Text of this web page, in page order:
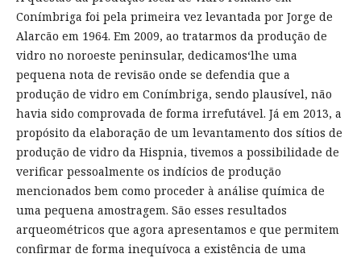
Conímbriga foi pela primeira vez levantada por Jorge de
Alarcão em 1964. Em 2009, ao tratarmos da produção de
vidro no noroeste peninsular, dedicamos‘lhe uma
pequena nota de revisão onde se defendia que a
produção de vidro em Conímbriga, sendo plausível, não
havia sido comprovada de forma irrefutável. Já em 2013, a
propósito da elaboração de um levantamento dos sítios de
produção de vidro da Hispnia, tivemos a possibilidade de
verificar pessoalmente os indícios de produção
mencionados bem como proceder à análise química de
uma pequena amostragem. São esses resultados
arqueométricos que agora apresentamos e que permitem
confirmar de forma inequívoca a existência de uma